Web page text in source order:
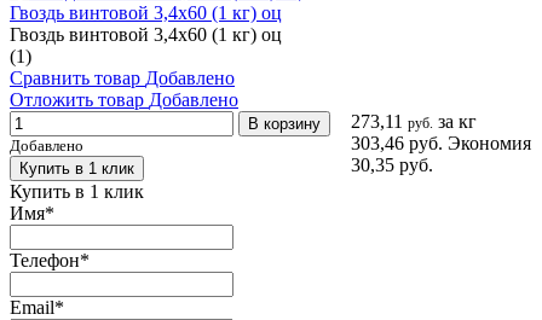
Гвоздь винтовой 3,4х60 (1 кг) оц
Гвоздь винтовой 3,4х60 (1 кг) оц
(1)
Сравнить товар Добавлено
Отложить товар Добавлено
273,11 руб. за кг
303,46 руб. Экономия
30,35 руб.
В корзину
Добавлено
Купить в 1 клик
Купить в 1 клик
Имя*
Телефон*
Email*